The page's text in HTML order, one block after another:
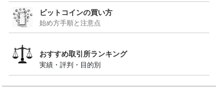
ビットコインの買い方
始め方手順と注意点
おすすめ取引所ランキング
実績・評判・目的別